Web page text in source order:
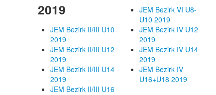
2019
JEM Bezirk II/III U10
2019
JEM Bezirk II/III U12
2019
JEM Bezirk II/III U14
2019
JEM Bezirk II/III U16
JEM Bezirk VI U8-
U10 2019
JEM Bezirk IV U12
2019
JEM Bezirk IV U14
2019
JEM Bezirk IV
U16+U18 2019